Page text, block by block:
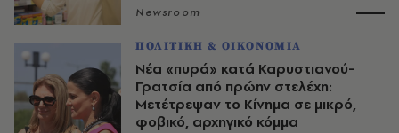
Newsroom
ΠΟΛΙΤΙΚΗ & ΟΙΚΟΝΟΜΙΑ
Νέα «πυρά» κατά Καρυστιανού-
Γρατσία από πρώην στελέχη:
Μετέτρεψαν το Κίνημα σε μικρό,
φοβικό, αρχηγικό κόμμα